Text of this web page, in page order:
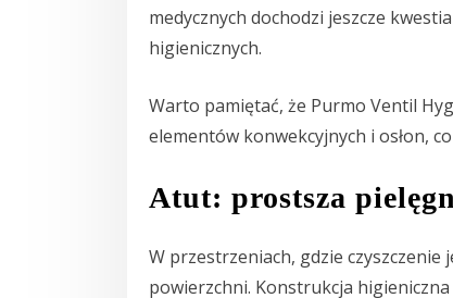
medycznych dochodzi jeszcze
higienicznych.
Warto pamiętać, że Purmo Ventil
elementów konwekcyjnych i osłon,
Atut: prostsza
W przestrzeniach, gdzie
powierzchni. Konstrukcja